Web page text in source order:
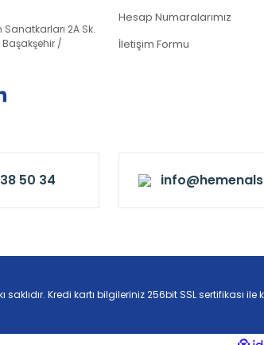
2A Sk.
Başakşehir /
Hesap Numaralarımız
İletişim Formu
50 34
Kredi kartı bilgileriniz 256bit SSL sertifikası ile